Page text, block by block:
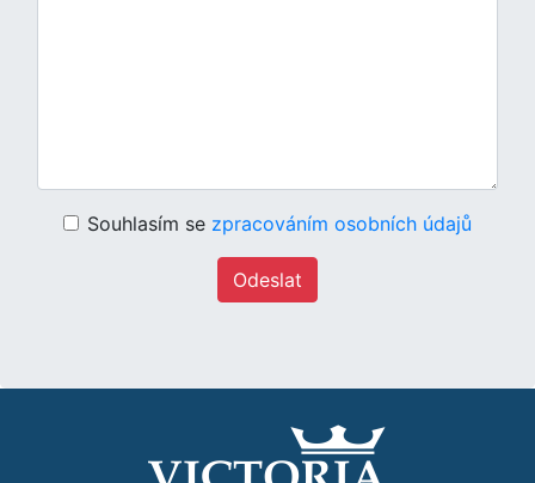
Souhlasím se zpracováním osobních údajů
Odeslat